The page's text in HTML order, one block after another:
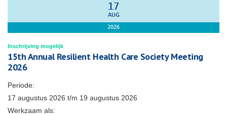
17
AUG
2026
Inschrijving mogelijk
15th Annual Resilient Health Care Society Meeting
2026
Periode:
17 augustus 2026 t/m 19 augustus 2026
Werkzaam als: